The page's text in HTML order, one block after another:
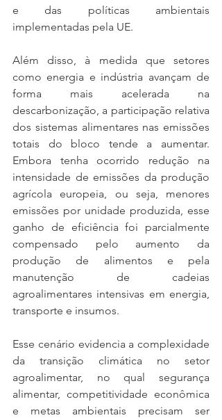
e das políticas ambientais
implementadas pela UE.
Além disso, à medida que setores
como energia e indústria avançam de
forma mais acelerada na
descarbonização, a participação relativa
dos sistemas alimentares nas emissões
totais do bloco tende a aumentar.
Embora tenha ocorrido redução na
intensidade de emissões da produção
agrícola europeia, ou seja, menores
emissões por unidade produzida, esse
ganho de eficiência foi parcialmente
compensado pelo aumento da
produção de alimentos e pela
manutenção de cadeias
agroalimentares intensivas em energia,
transporte e insumos.
Esse cenário evidencia a complexidade
da transição climática no setor
agroalimentar, no qual segurança
alimentar, competitividade econômica
e metas ambientais precisam ser